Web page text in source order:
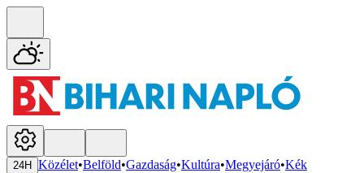
24H Közélet•Belföld•Gazdaság•Kultúra•Megyejáró•Kék